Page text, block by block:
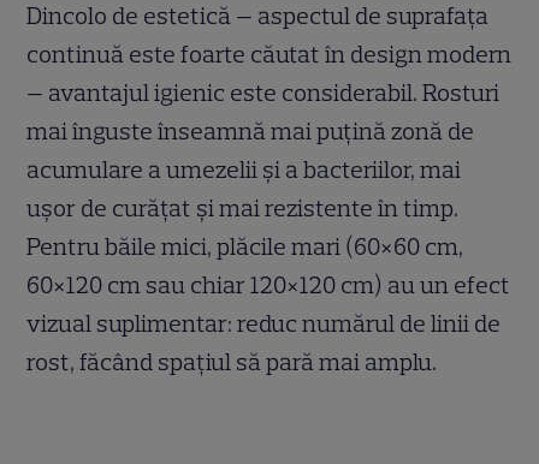
Dincolo de estetică — aspectul de suprafața
continuă este foarte căutat în design modern
— avantajul igienic este considerabil. Rosturi
mai înguste înseamnă mai puțină zonă de
acumulare a umezelii și a bacteriilor, mai
ușor de curățat și mai rezistente în timp.
Pentru băile mici, plăcile mari (60×60 cm,
60×120 cm sau chiar 120×120 cm) au un efect
vizual suplimentar: reduc numărul de linii de
rost, făcând spațiul să pară mai amplu.